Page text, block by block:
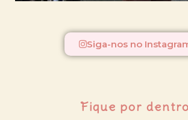
Siga-nos no
Fique por dentro